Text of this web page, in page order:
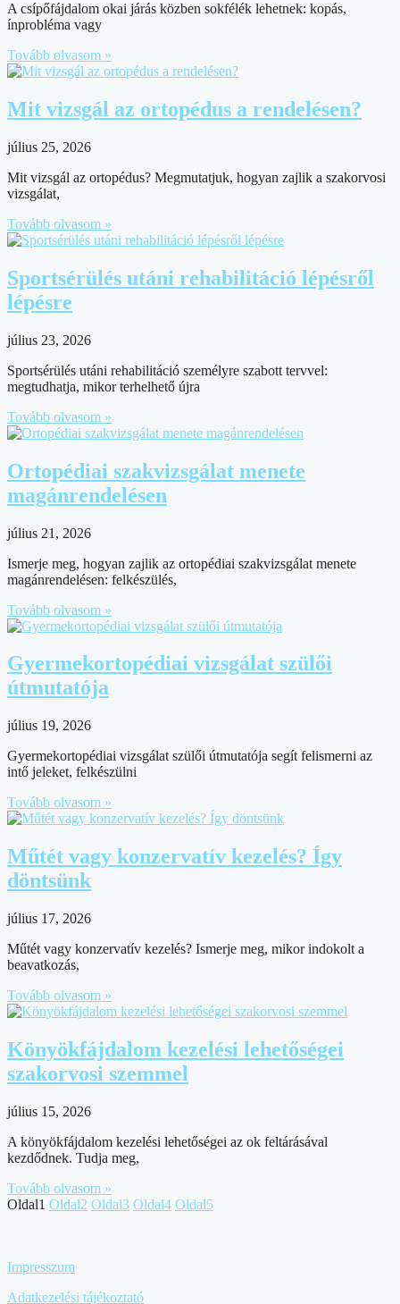
A csípőfájdalom okai járás közben sokfélék lehetnek: kopás,
ínprobléma vagy
Tovább olvasom »
Mit vizsgál az ortopédus a rendelésen?
július 25, 2026
Mit vizsgál az ortopédus? Megmutatjuk, hogyan zajlik a szakorvosi
vizsgálat,
Tovább olvasom »
Sportsérülés utáni rehabilitáció lépésről
lépésre
július 23, 2026
Sportsérülés utáni rehabilitáció személyre szabott tervvel:
megtudhatja, mikor terhelhető újra
Tovább olvasom »
Ortopédiai szakvizsgálat menete
magánrendelésen
július 21, 2026
Ismerje meg, hogyan zajlik az ortopédiai szakvizsgálat menete
magánrendelésen: felkészülés,
Tovább olvasom »
Gyermekortopédiai vizsgálat szülői
útmutatója
július 19, 2026
Gyermekortopédiai vizsgálat szülői útmutatója segít felismerni az
intő jeleket, felkészülni
Tovább olvasom »
Műtét vagy konzervatív kezelés? Így
döntsünk
július 17, 2026
Műtét vagy konzervatív kezelés? Ismerje meg, mikor indokolt a
beavatkozás,
Tovább olvasom »
Könyökfájdalom kezelési lehetőségei
szakorvosi szemmel
július 15, 2026
A könyökfájdalom kezelési lehetőségei az ok feltárásával
kezdődnek. Tudja meg,
Tovább olvasom »
Oldal1 Oldal2 Oldal3 Oldal4 Oldal5
Impresszum
Adatkezelési tájékoztató